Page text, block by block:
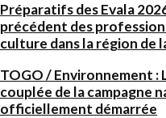
Préparatifs des Evala
précédent des
culture dans la région de
TOGO / Environnement :
couplée de la campagne
officiellement démarrée